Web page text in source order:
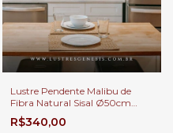
Lustre Pendente Malibu de
Fibra Natural Sisal Ø50cm
com 1 E27 Para Área Gourmet
e Sala de Jantar
R$340,00